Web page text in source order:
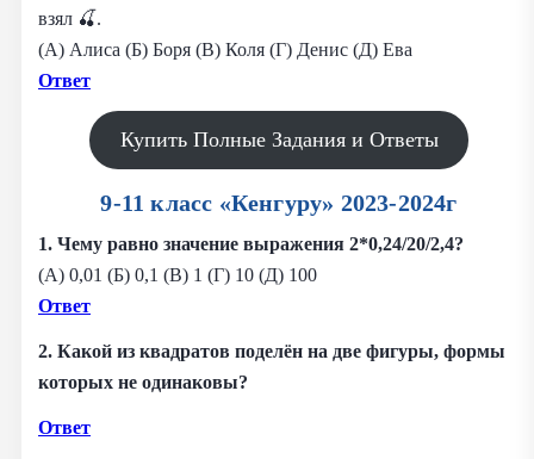
взял 🍒.
(А) Алиса (Б) Боря (В) Коля (Г) Денис (Д) Ева
Ответ
Купить Полные Задания и Ответы
9-11 класс «Кенгуру» 2023-2024г
1. Чему равно значение выражения 2*0,24/20/2,4?
(А) 0,01 (Б) 0,1 (В) 1 (Г) 10 (Д) 100
Ответ
2. Какой из квадратов поделён на две фигуры, формы
которых не одинаковы?
Ответ